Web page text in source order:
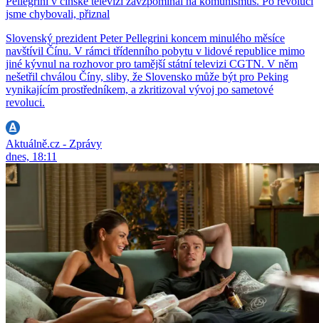
jsme chybovali, přiznal
Slovenský prezident Peter Pellegrini koncem minulého měsíce
navštívil Čínu. V rámci třídenního pobytu v lidové republice mimo
jiné kývnul na rozhovor pro tamější státní televizi CGTN. V něm
nešetřil chválou Číny, sliby, že Slovensko může být pro Peking
vynikajícím prostředníkem, a zkritizoval vývoj po sametové
revoluci.
Aktuálně.cz - Zprávy
dnes, 18:11